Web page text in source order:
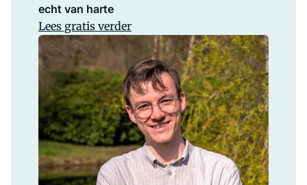
echt van harte
Lees gratis verder